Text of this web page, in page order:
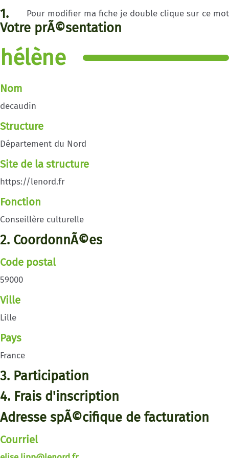
Pour modifier ma fiche je double clique sur ce mot
1.
Votre prÃ©sentation
hélène
Nom
decaudin
Structure
Département du Nord
Site de la structure
https://lenord.fr
Fonction
Conseillère culturelle
2. CoordonnÃ©es
Code postal
59000
Ville
Lille
Pays
France
3. Participation
4. Frais d'inscription
Adresse spÃ©cifique de facturation
Courriel